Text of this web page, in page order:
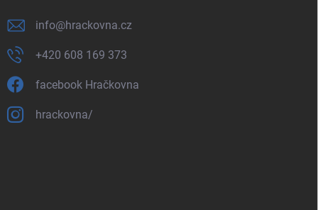
info@hrackovna.cz
+420 608 169 373
facebook Hračkovna
hrackovna/